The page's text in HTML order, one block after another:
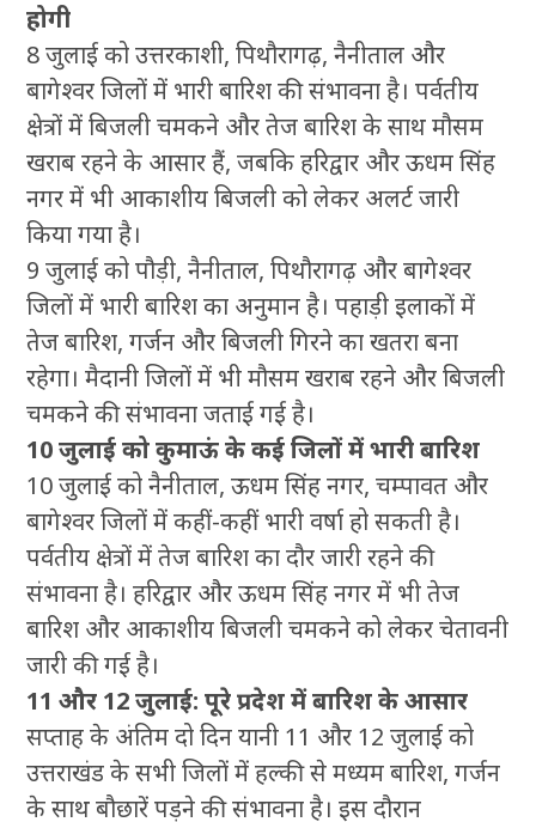
होगी
8 जुलाई को उत्तरकाशी, पिथौरागढ़, नैनीताल और
बागेश्वर जिलों में भारी बारिश की संभावना है। पर्वतीय
क्षेत्रों में बिजली चमकने और तेज बारिश के साथ मौसम
खराब रहने के आसार हैं, जबकि हरिद्वार और ऊधम सिंह
नगर में भी आकाशीय बिजली को लेकर अलर्ट जारी
किया गया है।
9 जुलाई को पौड़ी, नैनीताल, पिथौरागढ़ और बागेश्वर
जिलों में भारी बारिश का अनुमान है। पहाड़ी इलाकों में
तेज बारिश, गर्जन और बिजली गिरने का खतरा बना
रहेगा। मैदानी जिलों में भी मौसम खराब रहने और बिजली
चमकने की संभावना जताई गई है।
10 जुलाई को कुमाऊं के कई जिलों में भारी बारिश
10 जुलाई को नैनीताल, ऊधम सिंह नगर, चम्पावत और
बागेश्वर जिलों में कहीं-कहीं भारी वर्षा हो सकती है।
पर्वतीय क्षेत्रों में तेज बारिश का दौर जारी रहने की
संभावना है। हरिद्वार और ऊधम सिंह नगर में भी तेज
बारिश और आकाशीय बिजली चमकने को लेकर चेतावनी
जारी की गई है।
11 और 12 जुलाई: पूरे प्रदेश में बारिश के आसार
सप्ताह के अंतिम दो दिन यानी 11 और 12 जुलाई को
उत्तराखंड के सभी जिलों में हल्की से मध्यम बारिश, गर्जन
के साथ बौछारें पड़ने की संभावना है। इस दौरान